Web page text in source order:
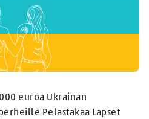
euroa Ukrainan
Pelastakaa Lapset